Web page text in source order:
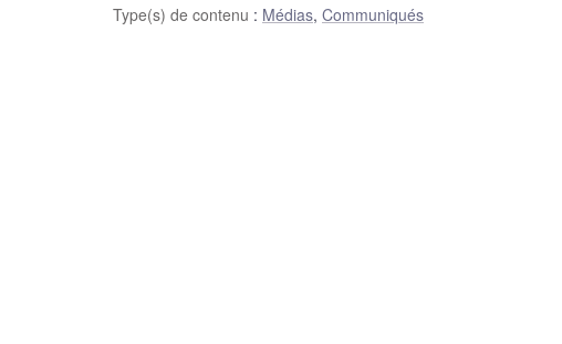
Type(s) de contenu : Médias, Communiqués